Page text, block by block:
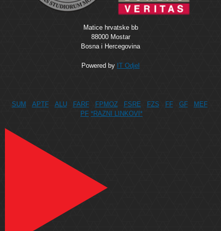
Matice hrvatske bb
88000 Mostar
Bosna i Hercegovina
Powered by IT Odjel
SUM APTF ALU FARF FPMOZ FSRE FZS FF GF
MEF
PF *RAZNI LINKOVI*